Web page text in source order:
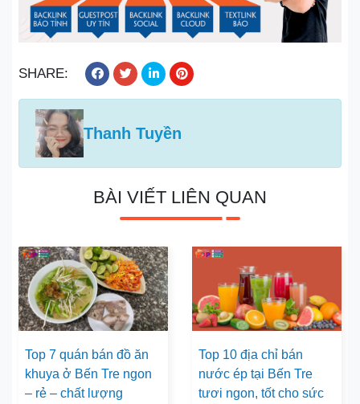
SHARE:
Thanh Tuyền
BÀI VIẾT LIÊN QUAN
Top 7 quán bán đồ ăn
khuya ở Bến Tre ngon
– rẻ – chất lượng
Top 10 địa chỉ bán
nước ép tại Bến Tre
tươi ngon, tốt cho sức